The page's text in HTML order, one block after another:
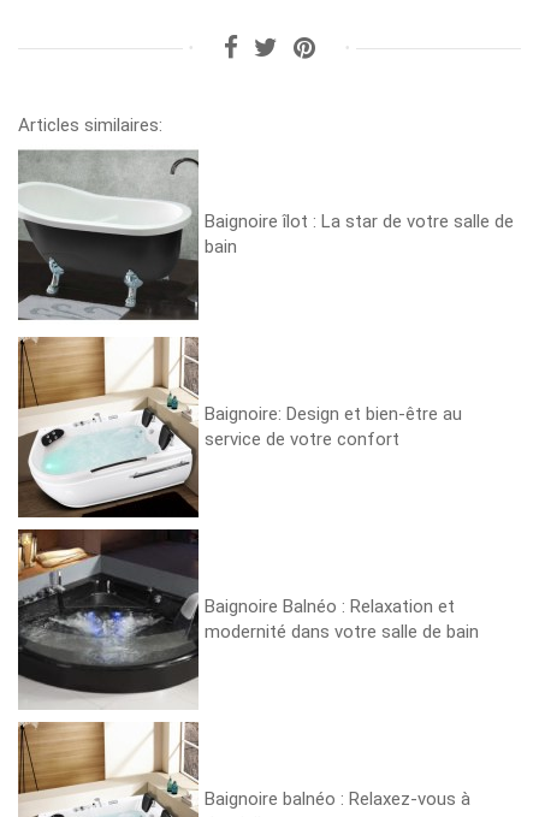
Articles similaires:
Baignoire îlot : La star de votre salle de
bain
Baignoire: Design et bien-être au
service de votre confort
Baignoire Balnéo : Relaxation et
modernité dans votre salle de bain
Baignoire balnéo : Relaxez-vous à